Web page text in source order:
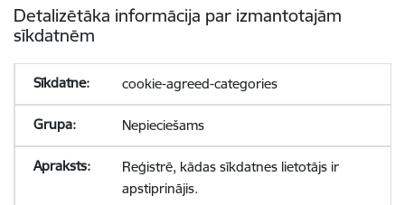
Detalizētāka informācija par izmantotajām
sīkdatnēm
cookie-agreed-categories
Nepieciešams
Reģistrē, kādas sīkdatnes lietotājs ir
apstiprinājis.